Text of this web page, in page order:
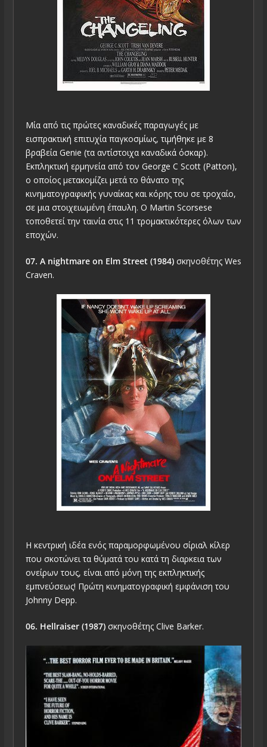
Μία από τις πρώτες καναδικές παραγωγές με
εισπρακτική επιτυχία παγκοσμίως, τιμήθηκε με 8
βραβεία Genie (τα αντίστοιχα καναδικά όσκαρ).
Εκπληκτική ερμηνεία από τον George C Scott (Patton),
ο οποίος μετακομίζει μετά το θάνατο της
κινηματογραφικής γυναίκας και κόρης του σε τροχαίο,
σε μια στοιχειωμένη έπαυλη. Ο Martin Scorsese
τοποθετεί την ταινία στις 11 τρομακτικότερες όλων των
εποχών.
07. A nightmare on Elm Street (1984)σκηνοθέτης Wes
Craven.
Η κεντρική ιδέα ενός παραμορφωμένου σίριαλ κίλερ
που σκοτώνει τα θύματά του κατά τη διαρκεια των
ονείρων τους, είναι από μόνη της εκπληκτικής
εμπνεύσεως! Πρώτη κινηματογραφική εμφάνιση του
Johnny Depp.
06. Hellraiser (1987)σκηνοθέτης Clive Barker.